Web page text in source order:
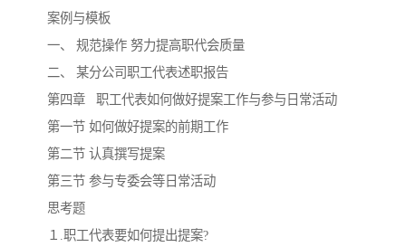
案例与模板
一、 规范操作 努力提高职代会质量
二、 某分公司职工代表述职报告
第四章 职工代表如何做好提案工作与参与日常活动
第一节 如何做好提案的前期工作
第二节 认真撰写提案
第三节 参与专委会等日常活动
思考题
１.职工代表要如何提出提案?